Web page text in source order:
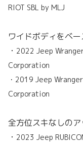
RIOT SBL by MLJ
ワイドボディをベ
・ 2022 Jeep
Corporation
・2019 Jeep
Corporation
全方位スキなしの
・ 2023 Jeep